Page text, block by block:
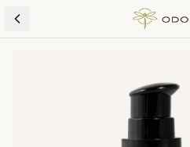
Skip to content